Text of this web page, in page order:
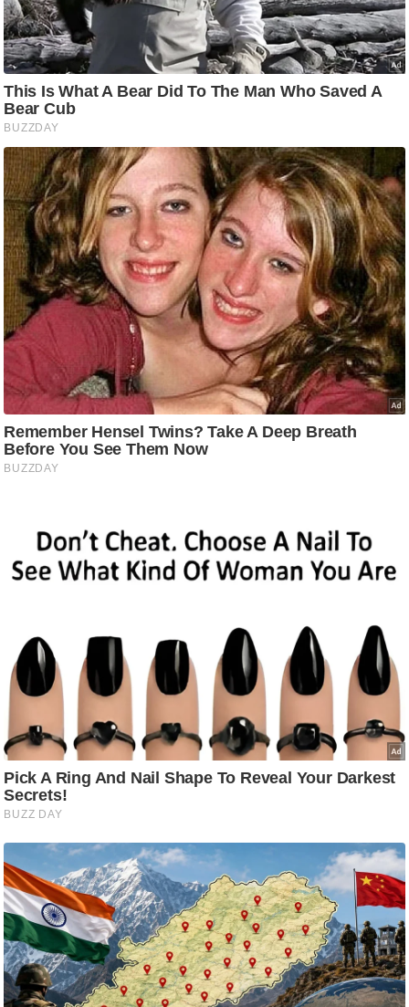
/
फै
श
न
घ
लू
नु
स्खे
प
र्य
ट
न
स्थ
ल
फि
ट
ने
स
ले
श
प
रा
ज
नी
ति
वि
श्ले
स
म
सा
म
यि
क